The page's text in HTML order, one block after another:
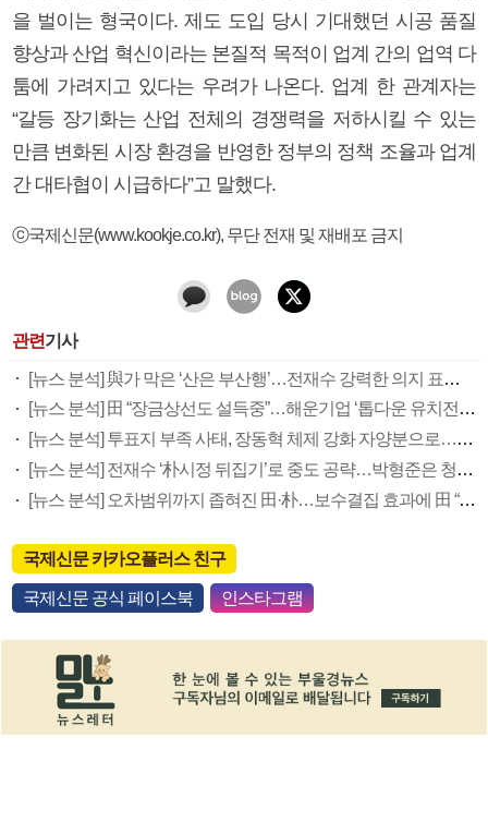
을 벌이는 형국이다. 제도 도입 당시 기대했던 시공 품질
향상과 산업 혁신이라는 본질적 목적이 업계 간의 업역 다
툼에 가려지고 있다는 우려가 나온다. 업계 한 관계자는
“갈등 장기화는 산업 전체의 경쟁력을 저하시킬 수 있는
만큼 변화된 시장 환경을 반영한 정부의 정책 조율과 업계
간 대타협이 시급하다”고 말했다.
ⓒ국제신문(www.kookje.co.kr), 무단 전재 및 재배포 금지
관련기사
[뉴스 분석] 與가 막은 ‘산은 부산행’…전재수 강력한 의지 표명 없인 공염불
[뉴스 분석] 田 “장금상선도 설득중”…해운기업 ‘톱다운 유치전’ 가속
[뉴스 분석] 투표지 부족 사태, 장동혁 체제 강화 자양분으로…국힘 우경화 우려도
[뉴스 분석] 전재수 ‘朴시정 뒤집기’로 중도 공략…박형준은 청년 우군화 나서
[뉴스 분석] 오차범위까지 좁혀진 田·朴…보수결집 효과에 田 “바닥 견고”(종합)
국제신문 카카오플러스 친구
국제신문 공식 페이스북 인스타그램